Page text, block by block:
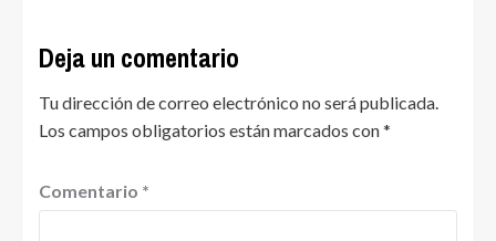
Deja un comentario
Tu dirección de correo electrónico no será publicada.
Los campos obligatorios están marcados con*
Comentario *